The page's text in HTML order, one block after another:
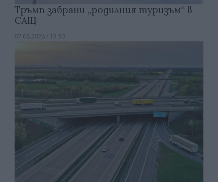
Тръмп забрани „родилния туризъм“ в
САЩ
07.08.2026 / 13:30